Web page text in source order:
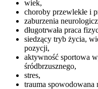
wiek,
choroby przewlekłe i
zaburzenia
długotrwała praca
siedzący tryb życia,
pozycji,
aktywność sportowa
śródbrzusznego,
stres,
trauma spowodowana